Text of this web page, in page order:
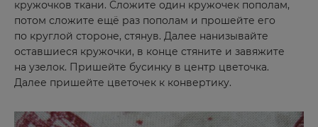
кружочков ткани. Сложите один кружочек пополам,
потом сложите ещё раз пополам и прошейте его
по круглой стороне, стянув. Далее нанизывайте
оставшиеся кружочки, в конце стяните и завяжите
на узелок. Пришейте бусинку в центр цветочка.
Далее пришейте цветочек к конвертику.
Г